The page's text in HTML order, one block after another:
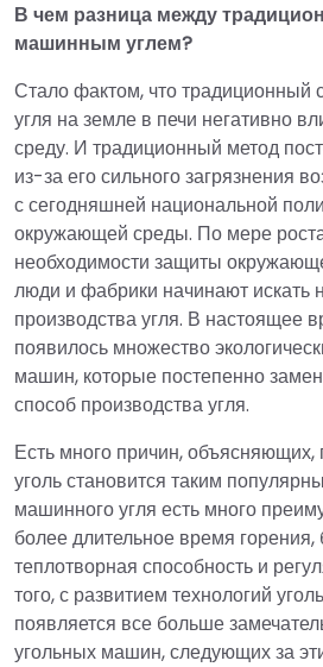
В чем разница между
машинным углем?
Стало фактом, что традиционный
угля на земле в печи негативно
среду. И традиционный метод
из-за его сильного загрязнения
с сегодняшней национальной
окружающей среды. По мере
необходимости защиты
люди и фабрики начинают искать
производства угля. В настоящее
появилось множество
машин, которые постепенно
способ производства угля.
Есть много причин,
уголь становится таким
машинного угля есть много
более длительное время
теплотворная способность и
того, с развитием технологий
появляется все больше
угольных машин, следующих за